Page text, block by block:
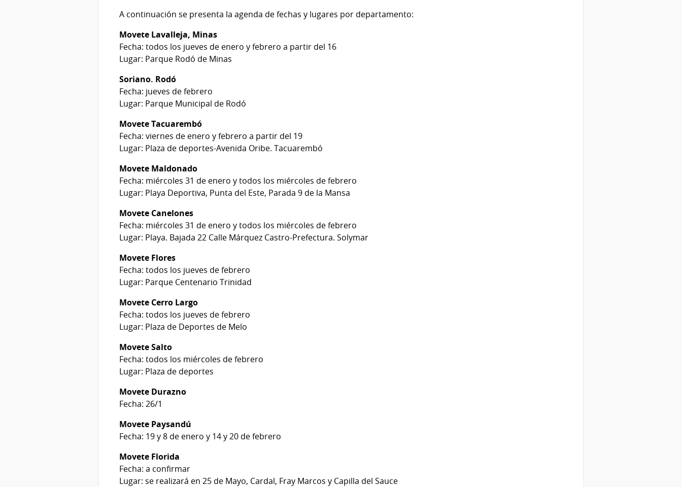
A continuación se presenta la agenda de fechas y lugares por departamento:
Movete Lavalleja, Minas
Fecha: todos los jueves de enero y febrero a partir del 16
Lugar: Parque Rodó de Minas
Soriano. Rodó
Fecha: jueves de febrero
Lugar: Parque Municipal de Rodó
Movete Tacuarembó
Fecha: viernes de enero y febrero a partir del 19
Lugar: Plaza de deportes-Avenida Oribe. Tacuarembó
Movete Maldonado
Fecha: miércoles 31 de enero y todos los miércoles de febrero
Lugar: Playa Deportiva, Punta del Este, Parada 9 de la Mansa
Movete Canelones
Fecha: miércoles 31 de enero y todos los miércoles de febrero
Lugar: Playa. Bajada 22 Calle Márquez Castro-Prefectura. Solymar
Movete Flores
Fecha: todos los jueves de febrero
Lugar: Parque Centenario Trinidad
Movete Cerro Largo
Fecha: todos los jueves de febrero
Lugar: Plaza de Deportes de Melo
Movete Salto
Fecha: todos los miércoles de febrero
Lugar: Plaza de deportes
Movete Durazno
Fecha: 26/1
Movete Paysandú
Fecha: 19 y 8 de enero y 14 y 20 de febrero
Movete Florida
Fecha: a confirmar
Lugar: se realizará en 25 de Mayo, Cardal, Fray Marcos y Capilla del Sauce